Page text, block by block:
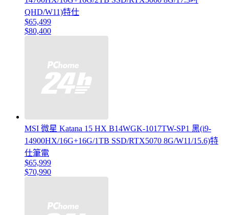
QHD/W11)特仕
$65,499
$80,400
MSI 微星 Katana 15 HX B14WGK-1017TW-SP1 黑(i9-
14900HX/16G+16G/1TB SSD/RTX5070 8G/W11/15.6)特
仕筆電
$65,999
$70,990